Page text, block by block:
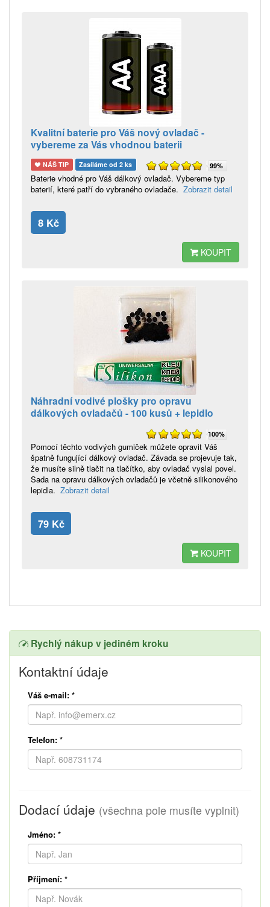
Kvalitní baterie pro Váš nový ovladač -
vybereme za Vás vhodnou baterii
NÁŠ TIP Zasíláme od 2 ks 99%
Baterie vhodné pro Váš dálkový ovladač. Vybereme typ
baterií, které patří do vybraného ovladače. Zobrazit detail
8 Kč
KOUPIT
Náhradní vodivé plošky pro opravu
dálkových ovladačů - 100 kusů + lepidlo
100%
Pomocí těchto vodivých gumiček můžete opravit Váš
špatně fungující dálkový ovladač. Závada se projevuje tak,
že musíte silně tlačit na tlačítko, aby ovladač vyslal povel.
Sada na opravu dálkových ovladačů je včetně silikonového
lepidla. Zobrazit detail
79 Kč
KOUPIT
Rychlý nákup v jediném kroku
Kontaktní údaje
Váš e-mail: *
Telefon: *
Dodací údaje (všechna pole musíte vyplnit)
Jméno: *
Příjmení: *